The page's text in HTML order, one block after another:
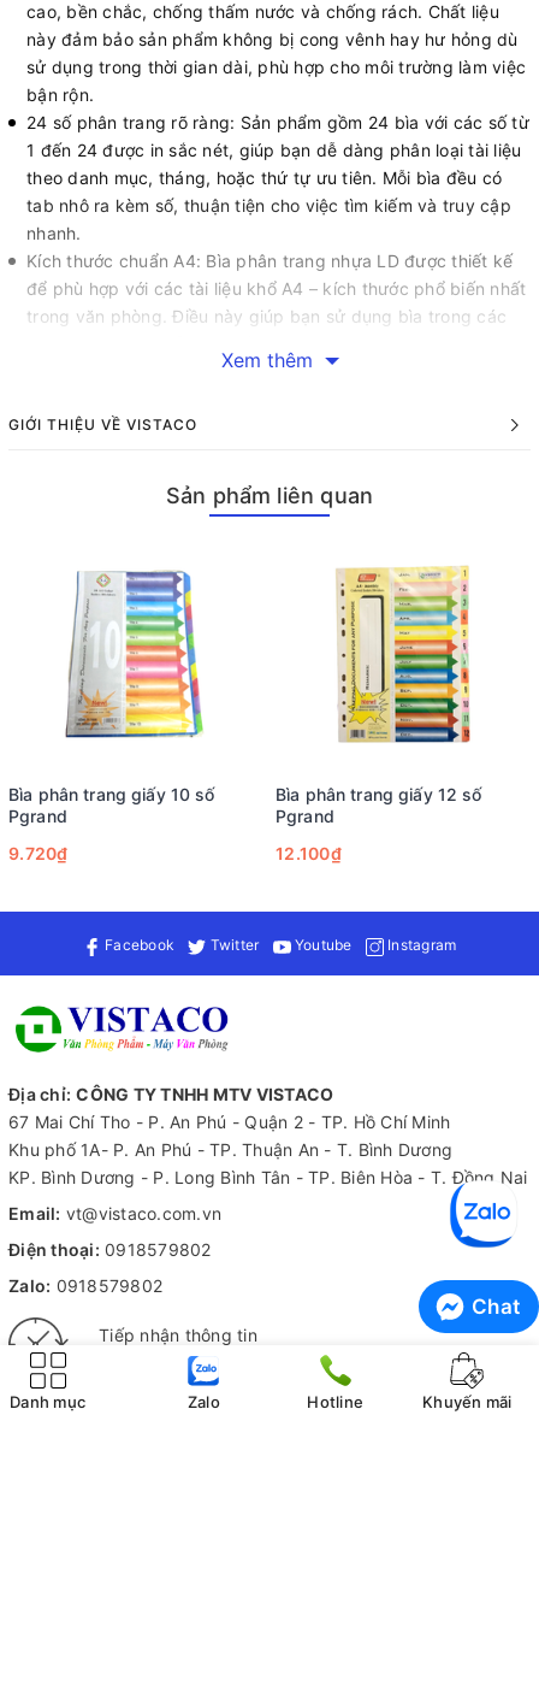
cao, bền chắc, chống thấm nước và chống rách. Chất liệu
này đảm bảo sản phẩm không bị cong vênh hay hư hỏng dù
sử dụng trong thời gian dài, phù hợp cho môi trường làm việc
bận rộn.
24 số phân trang rõ ràng: Sản phẩm gồm 24 bìa với các số từ
1 đến 24 được in sắc nét, giúp bạn dễ dàng phân loại tài liệu
theo danh mục, tháng, hoặc thứ tự ưu tiên. Mỗi bìa đều có
tab nhô ra kèm số, thuận tiện cho việc tìm kiếm và truy cập
nhanh.
Kích thước chuẩn A4: Bìa phân trang nhựa LD được thiết kế
để phù hợp với các tài liệu khổ A4 – kích thước phổ biến nhất
trong văn phòng. Điều này giúp bạn sử dụng bìa trong các
nhàng, thường là màu xám, trắng hoặc đa sắc nhẹ, tạo cảm
Thiết kế này không chỉ thực dụng mà còn nâng cao tính thẩm
các loại bìa còng 2 lỗ, 4 lỗ hoặc kẹp hồ sơ tiêu chuẩn. Bạn chỉ
cần đặt tài liệu vào và sắp xếp theo số thứ tự, giúp tiết kiệm
thời gian và công sức.
Ứng dụng đa dạng: Bìa phân trang nhựa 24 số LD lý tưởng
cho nhiều mục đích:
Văn phòng: Sắp xếp hợp đồng, báo cáo, tài liệu kế toán
hoặc hồ sơ dự án.
kiểm tra của học sinh, sinh viên.
Cá nhân: Quản lý giấy tờ cá nhân, tài liệu sáng tạo như
scrapbook, hoặc danh mục sưu tầm.
Kế toán: Sử dụng để lưu trữ hóa đơn, chứng từ theo tháng
Xem thêm
GIỚI THIỆU VỀ VISTACO
Sản phẩm liên quan
Bìa phân trang giấy 10 số
Pgrand
9.720₫
Bìa phân trang giấy 12 số
Pgrand
12.100₫
Facebook Twitter Youtube Instagram
Địa chỉ: CÔNG TY TNHH MTV VISTACO
67 Mai Chí Tho - P. An Phú - Quận 2 - TP. Hồ Chí Minh
Khu phố 1A- P. An Phú - TP. Thuận An - T. Bình Dương
KP. Bình Dương - P. Long Bình Tân - TP. Biên Hòa - T. Đồng Nai
Email: vt@vistaco.com.vn
Điện thoại: 0918579802
Zalo: 0918579802
Tiếp nhận thông tin
Hỗ trợ 24/7
Kiểm hàng trước khi nhận
Danh mục Zalo Hotline Khuyến mãi
Chat